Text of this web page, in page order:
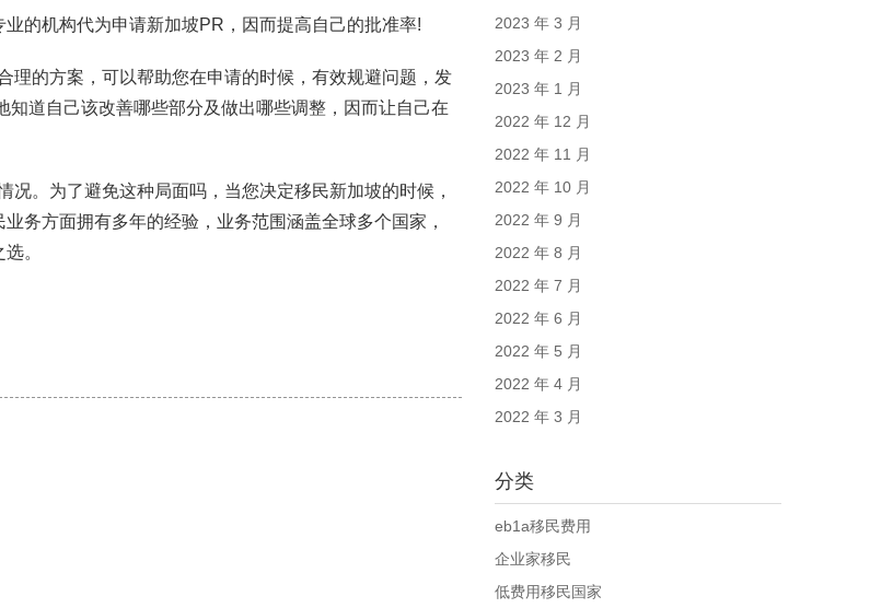
的机构代为申请新加坡PR，因而提高自己的批准率!
理的方案，可以帮助您在申请的时候，有效规避问题，发
道自己该改善哪些部分及做出哪些调整，因而让自己在
。为了避免这种局面吗，当您决定移民新加坡的时候，
务方面拥有多年的经验，业务范围涵盖全球多个国家，
。
2023 年 3 月
2023 年 2 月
2023 年 1 月
2022 年 12 月
2022 年 11 月
2022 年 10 月
2022 年 9 月
2022 年 8 月
2022 年 7 月
2022 年 6 月
2022 年 5 月
2022 年 4 月
2022 年 3 月
分类
eb1a移民费用
企业家移民
低费用移民国家